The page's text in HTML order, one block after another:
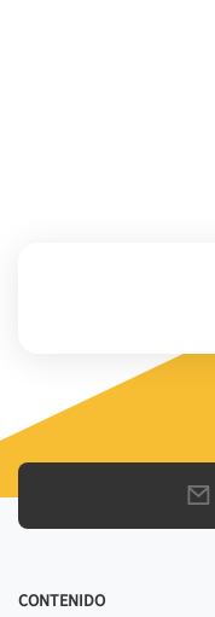
CONTENIDO